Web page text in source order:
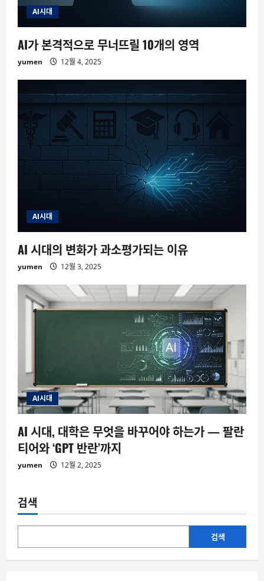
AI시대
AI가 본격적으로 무너뜨릴 10개의 영역
yumen 12월 4, 2025
AI시대
AI 시대의 변화가 과소평가되는 이유
yumen 12월 3, 2025
AI시대
AI 시대, 대학은 무엇을 바꾸어야 하는가 — 팔란
티어와 ‘GPT 반란’까지
yumen 12월 2, 2025
검색
검색